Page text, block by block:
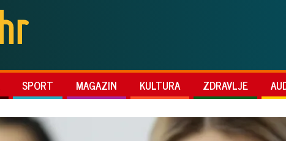
SPORT MAGAZIN KULTURA ZDRAVLJE